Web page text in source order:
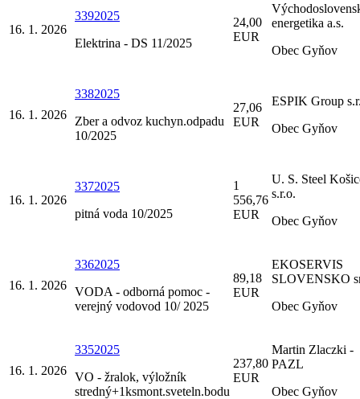
16. 1. 2026
3392025
Elektrina - DS 11/2025
24,00
EUR
energetika a.s.
Obec Gyňov
16. 1. 2026
3382025
Zber a odvoz kuchyn.odpadu
10/2025
27,06
EUR
ESPIK Group
Obec Gyňov
16. 1. 2026
3372025
pitná voda 10/2025
1
556,76
EUR
U. S. Steel
s.r.o.
Obec Gyňov
16. 1. 2026
3362025
VODA - odborná pomoc -
verejný vodovod 10/ 2025
89,18
EUR
EKOSERVIS
SLOVENSKO
Obec Gyňov
16. 1. 2026
3352025
VO - žralok, výložník
stredný+1ksmont.sveteln.bodu
237,80
EUR
Martin Zlaczki -
PAZL
Obec Gyňov